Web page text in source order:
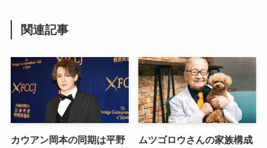
関連記事
カウアン岡本の同期は平野
ムツゴロウさんの家族構成